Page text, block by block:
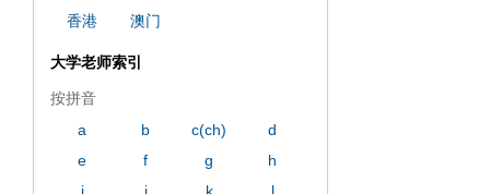
香港
澳门
大学老师索引
按拼音
a
b c(ch)
d
e
f g
h